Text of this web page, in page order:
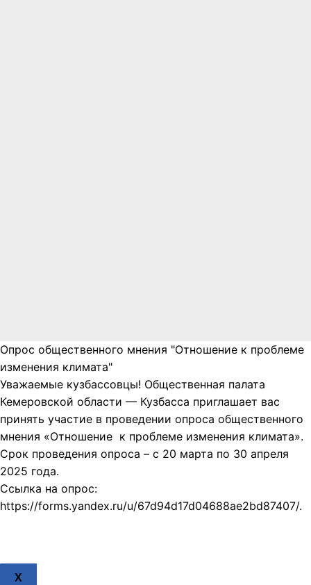
Опрос общественного мнения "Отношение к проблеме
изменения климата"
Уважаемые кузбассовцы! Общественная палата
Кемеровской области — Кузбасса приглашает вас
принять участие в проведении опроса общественного
мнения «Отношение к проблеме изменения климата».
Срок проведения опроса – с 20 марта по 30 апреля
2025 года.
Ссылка на опрос:
https://forms.yandex.ru/u/67d94d17d04688ae2bd87407/.
X